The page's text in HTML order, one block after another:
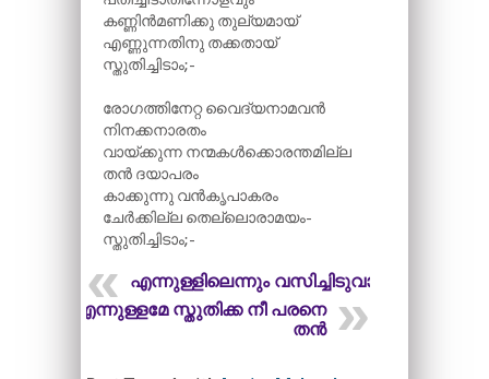
കണ്ണിൻമണിക്കു തുല്യമായ്
എണ്ണുന്നതിനു തക്കതായ്
സ്തുതിച്ചിടാം;-
രോഗത്തിനേറ്റ വൈദ്യനാമവൻ
നിനക്കനാരതം
വായ്ക്കുന്ന നന്മകൾക്കൊരന്തമില്ല
തൻ ദയാപരം
കാക്കുന്നു വൻകൃപാകരം
ചേർക്കില്ല തെല്ലൊരാമയം-
സ്തുതിച്ചിടാം;-
എന്നുള്ളിലെന്നും വസിച്ചിടുവാൻ
എന്നുള്ളമേ സ്തുതിക്ക നീ പരനെ
തൻ